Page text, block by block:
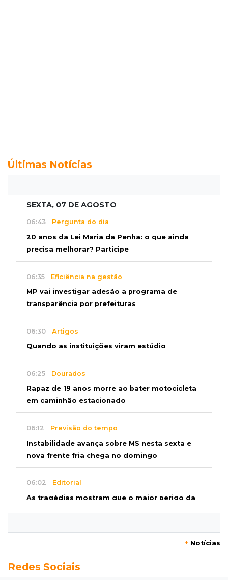
Últimas Notícias
SEXTA, 07 DE AGOSTO
06:43 Pergunta do dia
20 anos da Lei Maria da Penha: o que ainda
precisa melhorar? Participe
06:35 Eficiência na gestão
MP vai investigar adesão a programa de
transparência por prefeituras
06:30 Artigos
Quando as instituições viram estúdio
06:25 Dourados
Rapaz de 19 anos morre ao bater motocicleta
em caminhão estacionado
06:12 Previsão do tempo
Instabilidade avança sobre MS nesta sexta e
nova frente fria chega no domingo
06:02 Editorial
As tragédias mostram que o maior perigo da
aparece vazio
+ Notícias
Redes Sociais